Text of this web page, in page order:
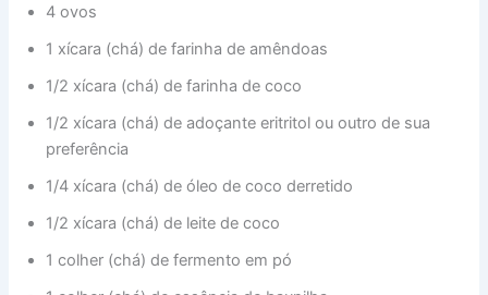
4 ovos
1 xícara (chá) de farinha de amêndoas
1/2 xícara (chá) de farinha de coco
1/2 xícara (chá) de adoçante eritritol ou outro de sua
preferência
1/4 xícara (chá) de óleo de coco derretido
1/2 xícara (chá) de leite de coco
1 colher (chá) de fermento em pó